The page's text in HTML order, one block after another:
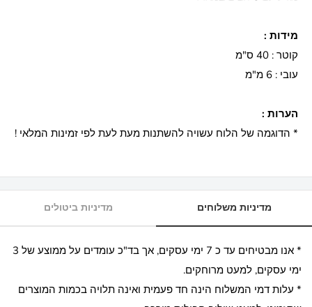
מידות :
קוטר : 40 ס"מ
עובי : 6 מ"מ
הערות :
* הדוגמה של הלוח עשויה להשתנות מעת לעת לפי זמינות המלאי !
מדיניות משלוחים מדיניות ביטולים
* אנו מבטיחים עד כ 7 ימי עסקים, אך בד"כ עומדים על ממוצע של 3
ימי עסקים, למעט מרוחקים.
* עלות דמי המשלוח הינה חד פעמית ואינה תלויה בכמות המוצרים